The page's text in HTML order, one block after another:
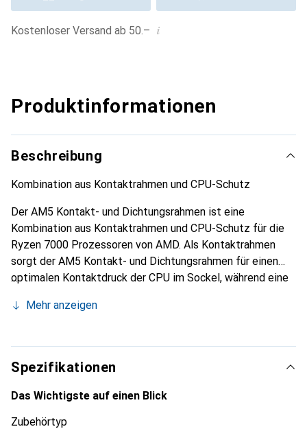
Kostenloser Versand ab 50.– i
Produktinformationen
Beschreibung
Kombination aus Kontaktrahmen und CPU-Schutz
Der AM5 Kontakt- und Dichtungsrahmen ist eine
Kombination aus Kontaktrahmen und CPU-Schutz für die
Ryzen 7000 Prozessoren von AMD. Als Kontaktrahmen
sorgt der AM5 Kontakt- und Dichtungsrahmen für einen
optimalen Kontaktdruck der CPU im Sockel, während eine
exponierten Komponenten der CPU zu schützen.
Mehr anzeigen
Spezifikationen
Das Wichtigste auf einen Blick
Zubehörtyp